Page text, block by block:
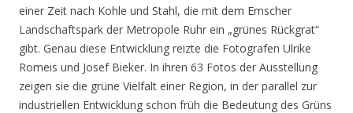
einer Zeit nach Kohle und Stahl, die mit dem Emscher
Landschaftspark der Metropole Ruhr ein „grünes Rückgrat“
gibt. Genau diese Entwicklung reizte die Fotografen Ulrike
Romeis und Josef Bieker. In ihren 63 Fotos der Ausstellung
zeigen sie die grüne Vielfalt einer Region, in der parallel zur
industriellen Entwicklung schon früh die Bedeutung des Grüns